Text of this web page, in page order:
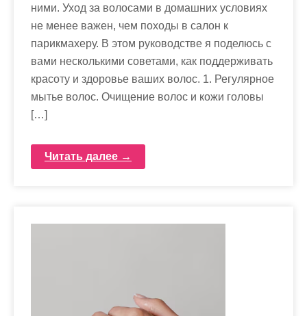
ними. Уход за волосами в домашних условиях
не менее важен, чем походы в салон к
парикмахеру. В этом руководстве я поделюсь с
вами несколькими советами, как поддерживать
красоту и здоровье ваших волос. 1. Регулярное
мытье волос. Очищение волос и кожи головы
[…]
Читать далее →